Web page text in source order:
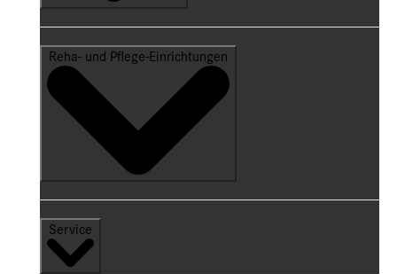
Reha- und Pflege-Einrichtungen
Service